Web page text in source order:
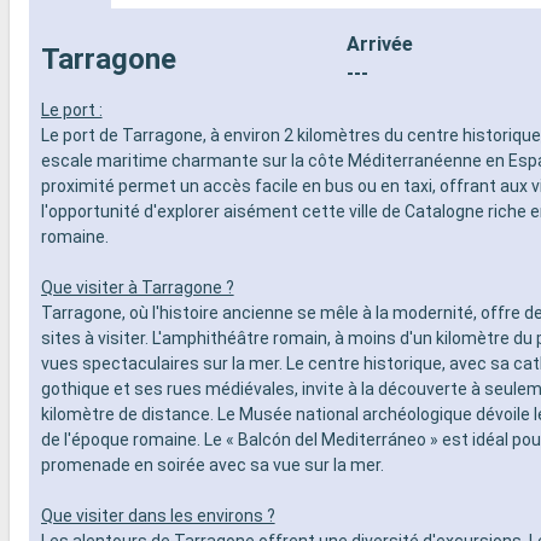
- Activités récréatives pour enfants
- Personnel qualifié multilingue
AUTRES PRIVILÈGES
- Points MSC Voyagers Club
- 20% de
SPORT ET
-
Broadway
- Espace
-
- Salle de
- Activités
- Activités
SERVICES
- Personnel
AUTRES
- Points
Tarragone
Arrivée
---
Le port :
Le port de Tarragone, à environ 2 kilomètres du centre
escale maritime charmante sur la côte Méditerranéenne en
proximité permet un accès facile en bus ou en taxi, offrant aux
l'opportunité d'explorer aisément cette ville de Catalogne riche
romaine.
Que visiter à Tarragone ?
Tarragone, où l'histoire ancienne se mêle à la modernité, offre
sites à visiter. L'amphithéâtre romain, à moins d'un kilomètre du
vues spectaculaires sur la mer. Le centre historique, avec sa
gothique et ses rues médiévales, invite à la découverte à
kilomètre de distance. Le Musée national archéologique dévoile
de l'époque romaine. Le « Balcón del Mediterráneo » est idéal
promenade en soirée avec sa vue sur la mer.
Que visiter dans les environs ?